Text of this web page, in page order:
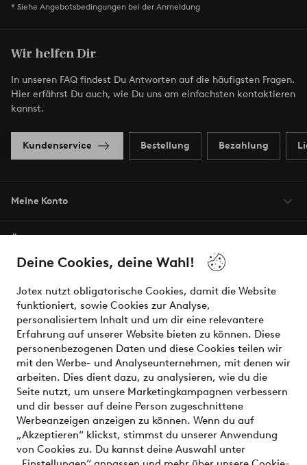
Deine Cookies, deine Wahl!
Jotex nutzt obligatorische Cookies, damit die Website
funktioniert, sowie Cookies zur Analyse,
personalisiertem Inhalt und um dir eine relevantere
Erfahrung auf unserer Website bieten zu können. Diese
personenbezogenen Daten und diese Cookies teilen wir
mit den Werbe- und Analyseunternehmen, mit denen wir
arbeiten. Dies dient dazu, zu analysieren, wie du die
Seite nutzt, um unsere Marketingkampagnen verbessern
und dir besser auf deine Person zugeschnittene
Werbeanzeigen anzeigen zu können. Wenn du auf
„Akzeptieren“ klickst, stimmst du unserer Anwendung
von Cookies zu. Du kannst deine Auswahl unter
* Siehe Angebotsbedingungen bei der Anmeldung
Wir helfen Dir
In unseren FAQ findest Du Antworten auf die häufigsten Fragen.
Hier erfährst Du auch, wie Du uns am einfachsten kontaktieren
kannst.
Kundenservice Bestellung Bezahlung
Meine Konto
Bedingungen
Sichere Zahlungen - Jetzt bezahlen oder aufteilen
Möchtest du mehr über unsere
Zahlungsmöglichkeitenerfahren?